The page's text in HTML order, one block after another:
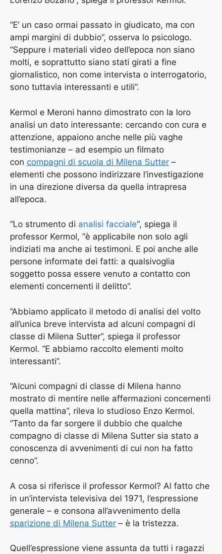
“E’ un caso ormai passato in giudicato, ma con
ampi margini di dubbio”, osserva lo psicologo.
“Seppure i materiali video dell’epoca non siano
molti, e soprattutto siano stati girati a fine
giornalistico, non come intervista o interrogatorio,
sono tuttavia interessanti e utili”.
Kermol e Meroni hanno dimostrato con la loro
analisi un dato interessante: cercando con cura e
attenzione, appaiono anche nelle più vaghe
testimonianze – ad esempio un filmato
con compagni di scuola di Milena Sutter –
elementi che possono indirizzare l’investigazione
in una direzione diversa da quella intrapresa
all’epoca.
“Lo strumento di analisi facciale“, spiega il
professor Kermol, “è applicabile non solo agli
indiziati ma anche ai testimoni. E poi anche alle
persone informate dei fatti: a qualsivoglia
soggetto possa essere venuto a contatto con
elementi concernenti il delitto”.
“Abbiamo applicato il metodo di analisi del volto
all’unica breve intervista ad alcuni compagni di
classe di Milena Sutter”, spiega il professor
Kermol. “E abbiamo raccolto elementi molto
interessanti”.
“Alcuni compagni di classe di Milena hanno
mostrato di mentire nelle affermazioni concernenti
quella mattina”, rileva lo studioso Enzo Kermol.
“Tanto da far sorgere il dubbio che qualche
compagno di classe di Milena Sutter sia stato a
conoscenza di avvenimenti di cui non ha fatto
cenno”.
A cosa si riferisce il professor Kermol? Al fatto che
in un’intervista televisiva del 1971, l’espressione
generale – e consona all’avvenimento della
sparizione di Milena Sutter – è la tristezza.
Quell’espressione viene assunta da tutti i ragazzi